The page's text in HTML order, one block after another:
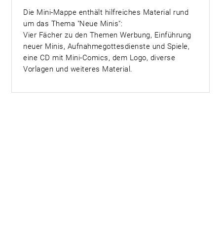
Die Mini-Mappe enthält hilfreiches Material rund
um das Thema "Neue Minis":
Vier Fächer zu den Themen Werbung, Einführung
neuer Minis, Aufnahmegottesdienste und Spiele,
eine CD mit Mini-Comics, dem Logo, diverse
Vorlagen und weiteres Material.